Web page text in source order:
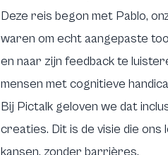
Deze reis begon met Pablo,
waren om echt aangepaste
en naar zijn feedback te
mensen met cognitieve
Bij Pictalk geloven we dat
creaties. Dit is de visie die
kansen, zonder barrières.